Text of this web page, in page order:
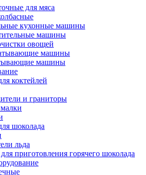
для мяса
кухонные машины
машины
овощей
машины
машины
коктейлей
и граниторы
шоколада
льда
приготовления горячего шоколада